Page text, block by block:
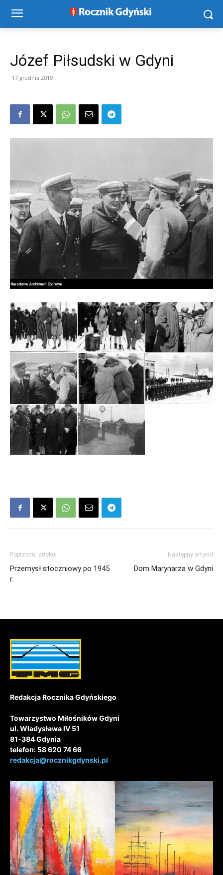
Józef Piłsudski w Gdyni
17 grudnia 2019
Poprzedni artykuł
Przemysł stoczniowy po 1945
r.
Następny artykuł
Dom Marynarza w Gdyni
Redakcja Rocznika Gdyńskiego
Towarzystwo Miłośników Gdyni
ul. Władysława IV 51
81-384 Gdynia
telefon: 58 620 74 66
redakcja@rocznikgdynski.pl